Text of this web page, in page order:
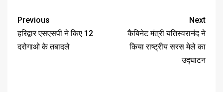
Previous
हरिद्वार एसएसपी ने किए 12
दरोगाओ के तबादले
Next
कैबिनेट मंत्री यतिस्वरानंद ने
किया राष्ट्रीय सरस मेले का
उद्घाटन